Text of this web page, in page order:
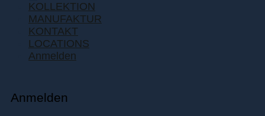
KOLLEKTION
MANUFAKTUR
KONTAKT
LOCATIONS
Anmelden
Anmelden